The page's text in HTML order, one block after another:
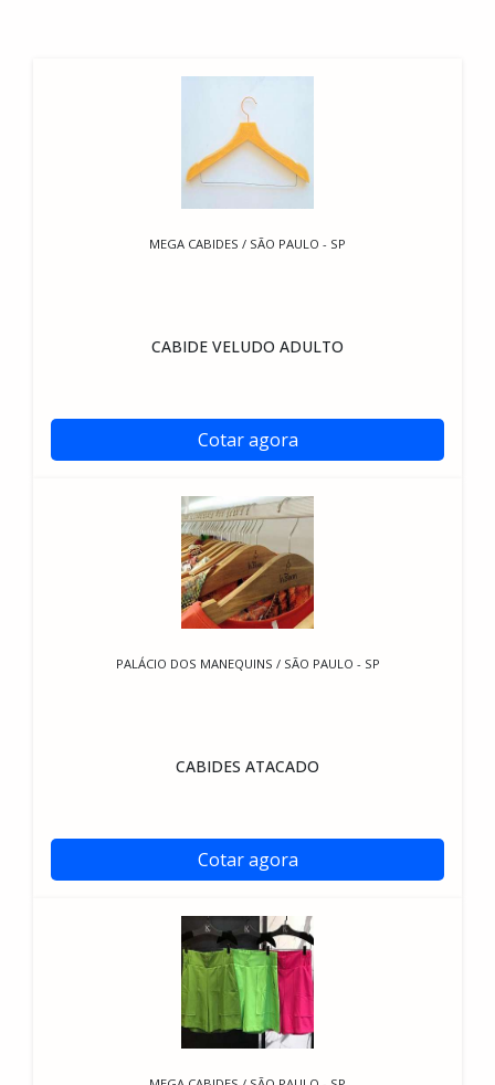
MEGA CABIDES / SÃO PAULO - SP
CABIDE VELUDO ADULTO
Cotar agora
PALÁCIO DOS MANEQUINS / SÃO PAULO - SP
CABIDES ATACADO
Cotar agora